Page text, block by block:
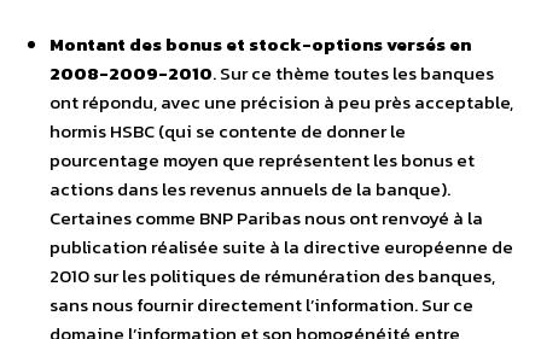
Montant des bonus et stock-options versés en
2008-2009-2010. Sur ce thème toutes les banques
ont répondu, avec une précision à peu près acceptable,
hormis HSBC (qui se contente de donner le
pourcentage moyen que représentent les bonus et
actions dans les revenus annuels de la banque).
Certaines comme BNP Paribas nous ont renvoyé à la
publication réalisée suite à la directive européenne de
2010 sur les politiques de rémunération des banques,
sans nous fournir directement l’information. Sur ce